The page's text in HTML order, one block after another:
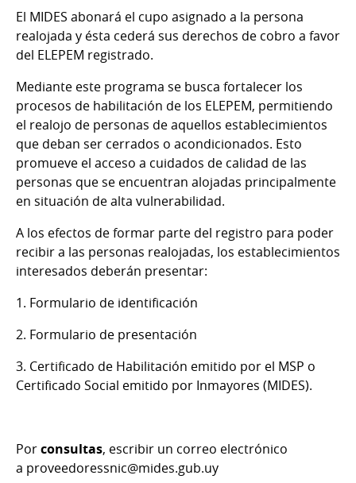
El MIDES abonará el cupo asignado a la persona
realojada y ésta cederá sus derechos de cobro a favor
del ELEPEM registrado.
Mediante este programa se busca fortalecer los
procesos de habilitación de los ELEPEM, permitiendo
el realojo de personas de aquellos establecimientos
que deban ser cerrados o acondicionados. Esto
promueve el acceso a cuidados de calidad de las
personas que se encuentran alojadas principalmente
en situación de alta vulnerabilidad.
A los efectos de formar parte del registro para poder
recibir a las personas realojadas, los establecimientos
interesados deberán presentar:
1. Formulario de identificación
2. Formulario de presentación
3. Certificado de Habilitación emitido por el MSP o
Certificado Social emitido por Inmayores (MIDES).
Porconsultas, escribir un correo electrónico
a proveedoressnic@mides.gub.uy